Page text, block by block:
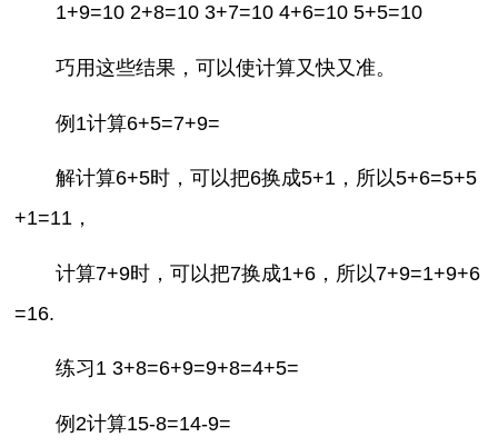
1+9=10 2+8=10 3+7=10 4+6=10 5+5=10
巧用这些结果，可以使计算又快又准。
例1计算6+5=7+9=
解计算6+5时，可以把6换成5+1，所以5+6=5+5
+1=11，
计算7+9时，可以把7换成1+6，所以7+9=1+9+6
=16.
练习1 3+8=6+9=9+8=4+5=
例2计算15-8=14-9=